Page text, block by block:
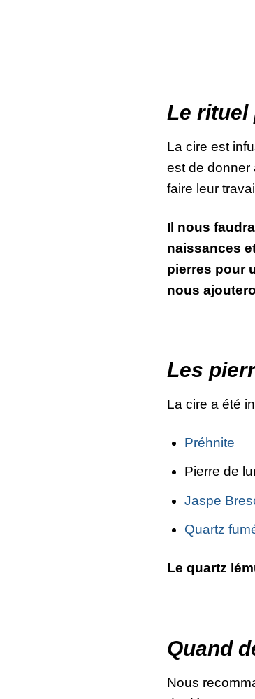
Le rituel
La cire est
est de donner
faire leur
Il nous
naissances
pierres pour
nous
Les
La cire a été
Préhnite
Pierre de
Jaspe
Quartz
Le quartz
Quand
Nous